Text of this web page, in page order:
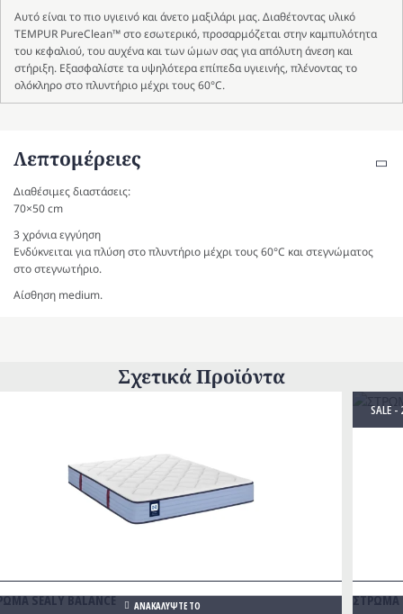
ποσότητα
Αυτό είναι το πιο υγιεινό και άνετο μαξιλάρι μας. Διαθέτοντας υλικό
TEMPUR PureClean™ στο εσωτερικό, προσαρμόζεται στην καμπυλότητα
του κεφαλιού, του αυχένα και των ώμων σας για απόλυτη άνεση και
στήριξη. Εξασφαλίστε τα υψηλότερα επίπεδα υγιεινής, πλένοντας το
ολόκληρο στο πλυντήριο μέχρι τους 60°C.
Λεπτομέρειες
Διαθέσιμες διαστάσεις:
70×50 cm
3 χρόνια εγγύηση
Ενδύκνειται για πλύση στο πλυντήριο μέχρι τους 60°C και στεγνώματος
στο στεγνωτήριο.
Αίσθηση medium.
Σχετικά Προϊόντα
SEALY BALANCE ΑΝΑΚΑΛΥΨΤΕ ΤΟ
SALE -
ΣΤΡΩΜΑ